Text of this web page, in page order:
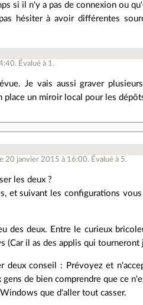
si il n'y a pas de connexion ou
hésiter à avoir différentes
. Évalué à 1 .
Je vais aussi graver
place un miroir local pour les
le 20 janvier 2015 à 16:00. Évalué à 5.
les deux ?
et suivant les configurations
des deux. Entre le curieux
(Car il as des applis qui tourneront
deux conseil : Prévoyez et
gens de bien comprendre que ce
que d'aller tout casser.